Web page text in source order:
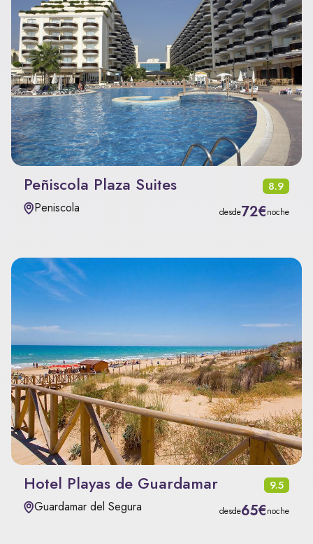
Peñiscola Plaza Suites 8.9
Peniscola desde72€noche
Hotel Playas de Guardamar 9.5
Guardamar del Segura desde65€noche